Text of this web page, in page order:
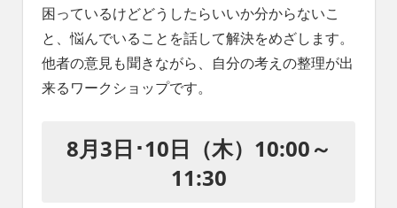
生
き
ら
れ
る
を、
困っているけどどうしたらいいか分からないこ
と、悩んでいることを話して解決をめざします。
他者の意見も聞きながら、自分の考えの整理が出
来るワークショップです。
8月3日･10日（木）10:00～
11:30